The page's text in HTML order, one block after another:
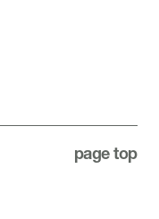
page top